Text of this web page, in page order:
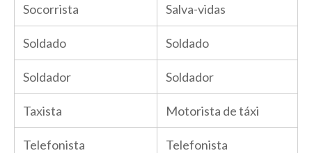
Socorrista Salva-vidas
Soldado Soldado
Soldador Soldador
Taxista Motorista de táxi
Telefonista Telefonista